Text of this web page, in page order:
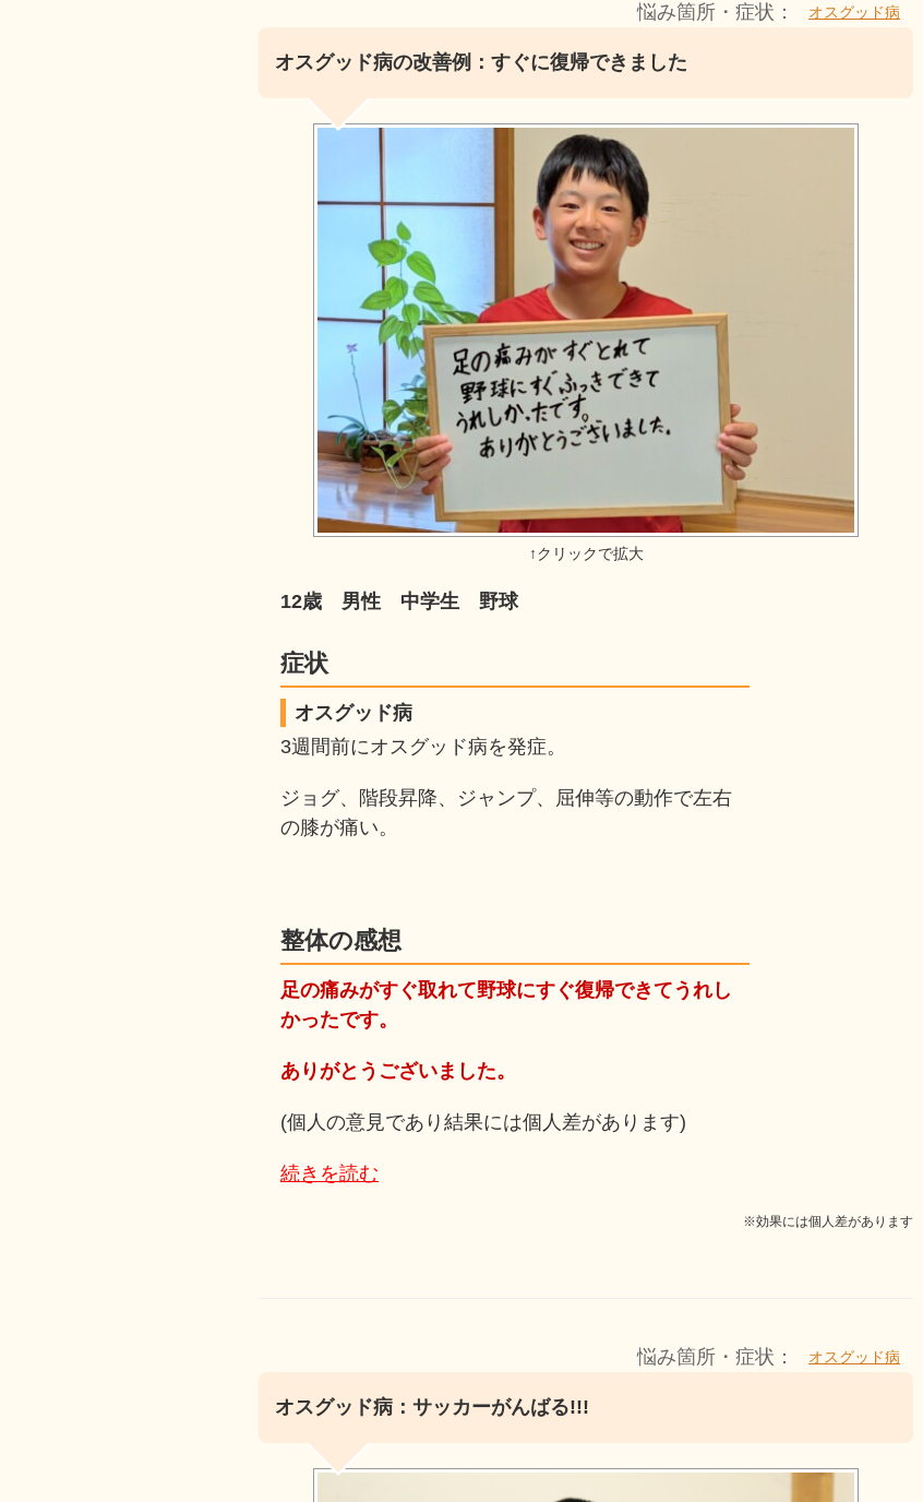
悩み箇所・症状： オスグッド病
オスグッド病の改善例：すぐに復帰できました
12歳 男性 中学生 野球
症状
オスグッド病
3週間前にオスグッド病を発症。
ジョグ、階段昇降、ジャンプ、屈伸等の動作で左右
の膝が痛い。
整体の感想
足の痛みがすぐ取れて野球にすぐ復帰できてうれし
かったです。
ありがとうございました。
(個人の意見であり結果には個人差があります)
続きを読む
※効果には個人差があります
悩み箇所・症状： オスグッド病
オスグッド病：サッカーがんばる!!!